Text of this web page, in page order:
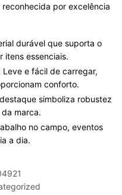
por excelência
durável que suporta o
itens essenciais.
Leve e fácil de carregar,
conforto.
simboliza robustez
marca.
no campo, eventos
a dia.